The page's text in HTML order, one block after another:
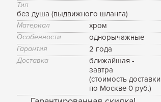
Тип
без душа (выдвижного шланга)
Материал хром
Особенности однорычажные
Гарантия 2 года
Доставка
ближайшая -
завтра
(стоимость доставки
по Москве 0 руб.)